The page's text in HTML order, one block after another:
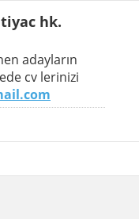
hk.
adayların
cv lerinizi